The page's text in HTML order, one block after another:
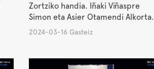
Zortziko handia. Iñaki Viñaspre
Simon eta Asier Otamendi Alkorta.
2024-03-16 Gasteiz